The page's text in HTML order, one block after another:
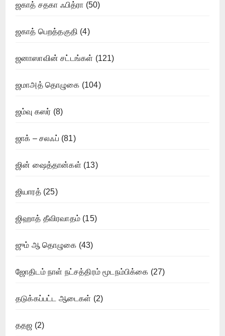
ஜகாத் சதகா ஃபித்ரா (50)
ஜகாத் பெறத்தகுதி (4)
ஜனாஸாவின் சட்டங்கள் (121)
ஜமாஅத் தொழுகை (104)
ஜம்வு கஸர் (8)
ஜாக் – சலஃப் (81)
ஜின் ஷைத்தான்கள் (13)
ஜியாரத்(25)
ஜிஹாத் தீவிரவாதம் (15)
ஜும் ஆ தொழுகை (43)
ஜோதிடம் நாள் நட்சத்திரம் மூடநம்பிக்கை (27)
தடுக்கப்பட்ட ஆடைகள் (2)
ததஜ (2)